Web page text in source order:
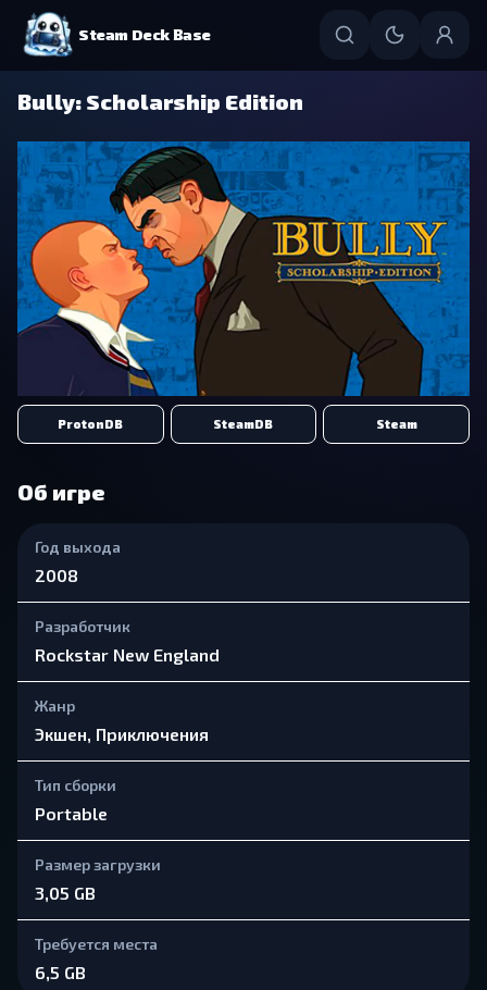
Steam Deck Base
Bully: Scholarship Edition
ProtonDB SteamDB Steam
Об игре
Год выхода
2008
Разработчик
Rockstar New England
Жанр
Экшен, Приключения
Тип сборки
Portable
Размер загрузки
3,05 GB
Требуется места
6,5 GB